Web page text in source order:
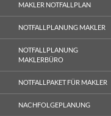
MAKLER NOTFALLPLAN
NOTFALLPLANUNG MAKLER
NOTFALLPLANUNG
MAKLERBÜRO
NOTFALLPAKET FÜR MAKLER
NACHFOLGEPLANUNG